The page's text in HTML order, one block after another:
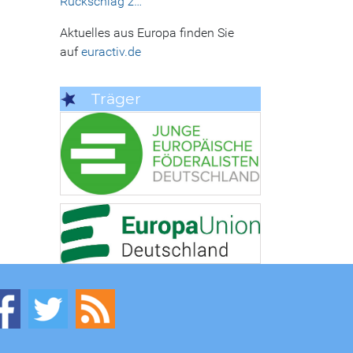
Aktuelles aus Europa finden Sie
aufeuractiv.de
Träger